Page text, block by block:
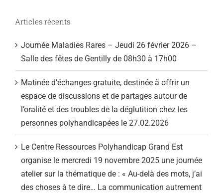
Articles récents
Journée Maladies Rares – Jeudi 26 février 2026 –
Salle des fêtes de Gentilly de 08h30 à 17h00
Matinée d’échanges gratuite, destinée à offrir un
espace de discussions et de partages autour de
l’oralité et des troubles de la déglutition chez les
personnes polyhandicapées le 27.02.2026
Le Centre Ressources Polyhandicap Grand Est
organise le mercredi 19 novembre 2025 une journée
atelier sur la thématique de : « Au-delà des mots, j’ai
des choses à te dire… La communication autrement